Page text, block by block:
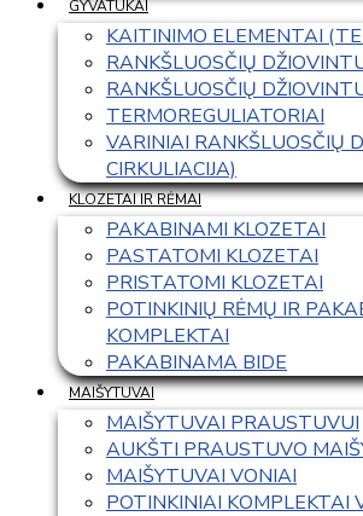
GYVATUKAI
KAITINIMO ELEMENTAI
RANKŠLUOSČIŲ
RANKŠLUOSČIŲ
TERMOREGULIATORIAI
VARINIAI RANKŠLUOSČIŲ
CIRKULIACIJA)
KLOZETAI IR RĖMAI
PAKABINAMI KLOZETAI
PASTATOMI KLOZETAI
PRISTATOMI KLOZETAI
POTINKINIŲ RĖMŲ IR
KOMPLEKTAI
PAKABINAMA BIDE
MAIŠYTUVAI
MAIŠYTUVAI PRAUSTUVUI
AUKŠTI PRAUSTUVO
MAIŠYTUVAI VONIAI
POTINKINIAI KOMPLEKTAI